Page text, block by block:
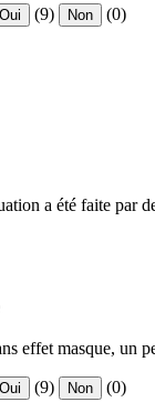
Oui (9) Non (0)
a été faite par
effet masque, un
Oui (9) Non (0)